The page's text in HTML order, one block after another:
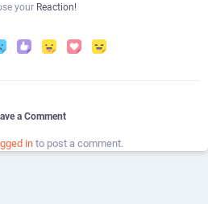
your Reaction!
a Comment
into post a comment.